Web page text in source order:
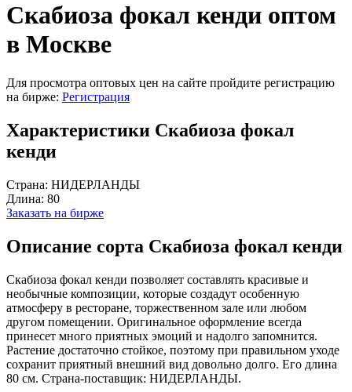
Скабиоза фокал кенди оптом
в Москве
Для просмотра оптовых цен на сайте пройдите регистрацию
на бирже: Регистрация
Характеристики Скабиоза фокал
кенди
Страна: НИДЕРЛАНДЫ
Длина: 80
Заказать на бирже
Описание сорта Скабиоза фокал кенди
Скабиоза фокал кенди позволяет составлять красивые и
необычные композиции, которые создадут особенную
атмосферу в ресторане, торжественном зале или любом
другом помещении. Оригинальное оформление всегда
принесет много приятных эмоций и надолго запомнится.
Растение достаточно стойкое, поэтому при правильном уходе
сохранит приятный внешний вид довольно долго. Его длина
80 см. Страна-поставщик: НИДЕРЛАНДЫ.